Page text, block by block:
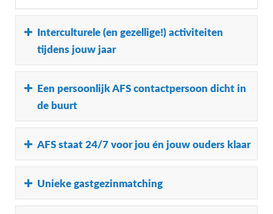
Interculturele (en gezellige!) activiteiten
tijdens jouw jaar
Intercultureel leren staat bij AFS bovenaan!
Gedurende jouw uitwisseling organiseert AFS in
jouw regio meerdere workshops en
(meerdaagse) activiteiten om actief aan de slag
te gaan met jouw interculturele ervaring. Hier
leer je niet alleen ontzettend veel, je ontmoet
ook alle andere AFS’ers in jouw land en leert
iedereen goed kennen. Neem een kijkje op de
activiteitenpagina van AFS, dit geeft je een
Een persoonlijk AFS contactpersoon dicht in
de buurt
Elke AFS deelnemer wordt persoonlijk begeleid
door een ervaringsdeskundige in de buurt. AFS
heeft een sterk netwerk van vrijwilligers die al
jaren bekend zijn met de werkwijze. De
contactpersoon van iedere AFS’er staat klaar
AFS staat 24/7 voor jou én jouw ouders klaar
Wij maken jouw veiligheid onze nummer één
prioriteit! Naast je persoonlijke contactpersoon
zijn onze AFS kantoren 24/7 bereikbaar, je kunt
Unieke gastgezinmatching